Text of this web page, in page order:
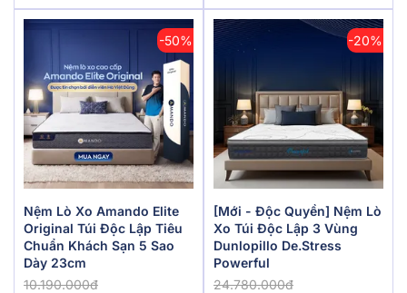
-50%
Nệm Lò Xo Amando Elite
Original Túi Độc Lập Tiêu
Chuẩn Khách Sạn 5 Sao
Dày 23cm
10.190.000đ
-20%
[Mới - Độc Quyền] Nệm Lò
Xo Túi Độc Lập 3 Vùng
Dunlopillo De.Stress
Powerful
24.780.000đ